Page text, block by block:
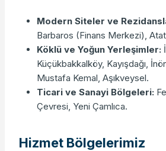
Modern Siteler ve
Barbaros (Finans Merkezi),
Köklü ve Yoğun Yerleşimler:
Küçükbakkalköy, Kayışdağı,
Mustafa Kemal, Aşıkveysel.
Ticari ve Sanayi Bölgeleri:
Çevresi, Yeni Çamlıca.
Hizmet Bölgelerimiz